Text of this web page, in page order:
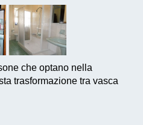
che optano nella
trasformazione tra vasca